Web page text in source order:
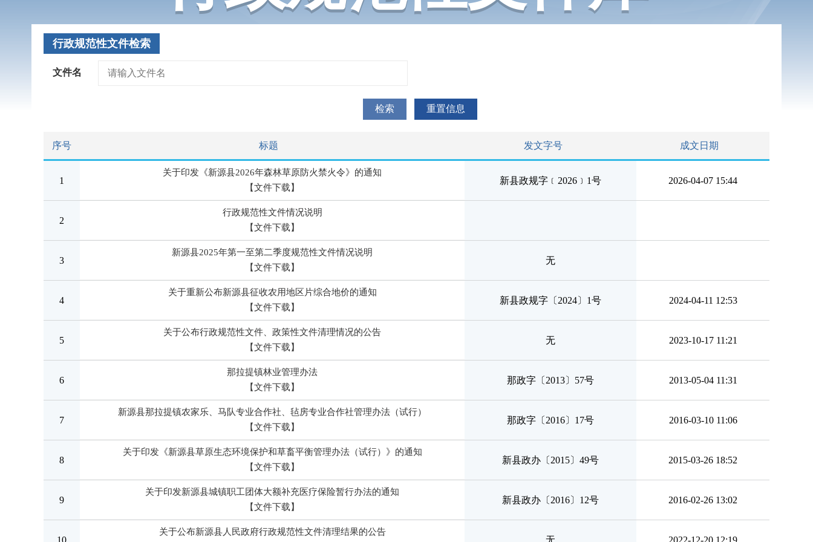
行政规范性文件检索
文件名
检索 重置信息
序号 标题 发文字号 成文日期
1
关于印发《新源县2026年森林草原防火禁火令》的通知
【文件下载】
新县政规字﹝2026﹞1号 2026-04-07 15:44
2
行政规范性文件情况说明
【文件下载】
3
新源县2025年第一至第二季度规范性文件情况说明
【文件下载】
无
4
关于重新公布新源县征收农用地区片综合地价的通知
【文件下载】
新县政规字〔2024〕1号 2024-04-11 12:53
5
关于公布行政规范性文件、政策性文件清理情况的公告
【文件下载】
无 2023-10-17 11:21
6
那拉提镇林业管理办法
【文件下载】
那政字〔2013〕57号 2013-05-04 11:31
7
新源县那拉提镇农家乐、马队专业合作社、毡房专业合作社管理办法（试行）
【文件下载】
那政字〔2016〕17号 2016-03-10 11:06
8
关于印发《新源县草原生态环境保护和草畜平衡管理办法（试行）》的通知
【文件下载】
新县政办〔2015〕49号 2015-03-26 18:52
9
关于印发新源县城镇职工团体大额补充医疗保险暂行办法的通知
【文件下载】
新县政办〔2016〕12号 2016-02-26 13:02
10
关于公布新源县人民政府行政规范性文件清理结果的公告
无 2022-12-20 12:19